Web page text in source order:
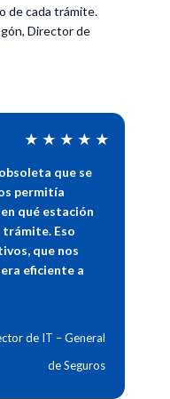
de cada trámite.
Director de
★★★★★
que se
permitía
qué estación
Eso
que nos
eficiente a
de IT – General
de Seguros